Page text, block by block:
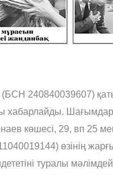
240840039607)
хабарлайды.
көшесі, 29, вп
өзінің
туралы